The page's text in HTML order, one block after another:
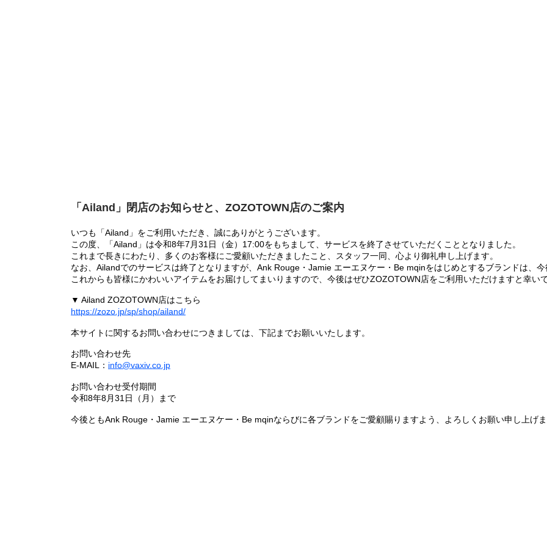
「Ailand」閉店のお知らせと、ZOZOTOWN店のご案内
いつも「Ailand」をご利用いただき、誠にありがとうございます。
この度、「Ailand」は令和8年7月31日（金）17:00をもちまして、サービスを終了させていただくこととなりました。
これまで長きにわたり、多くのお客様にご愛顧いただきましたこと、スタッフ一同、心より御礼申し上げます。
なお、Ailandでのサービスは終了となりますが、Ank Rouge・Jamie エーエヌケー・Be mqinをはじめとするブランドは、
これからも皆様にかわいいアイテムをお届けしてまいりますので、今後はぜひZOZOTOWN店をご利用いただけますと幸いで
▼ Ailand ZOZOTOWN店はこちら
https://zozo.jp/sp/shop/ailand/
本サイトに関するお問い合わせにつきましては、下記までお願いいたします。
お問い合わせ先
E-MAIL： info@vaxiv.co.jp
お問い合わせ受付期間
令和8年8月31日（月）まで
今後ともAnk Rouge・Jamie エーエヌケー・Be mqinならびに各ブランドをご愛顧賜りますよう、よろしくお願い申し上げま